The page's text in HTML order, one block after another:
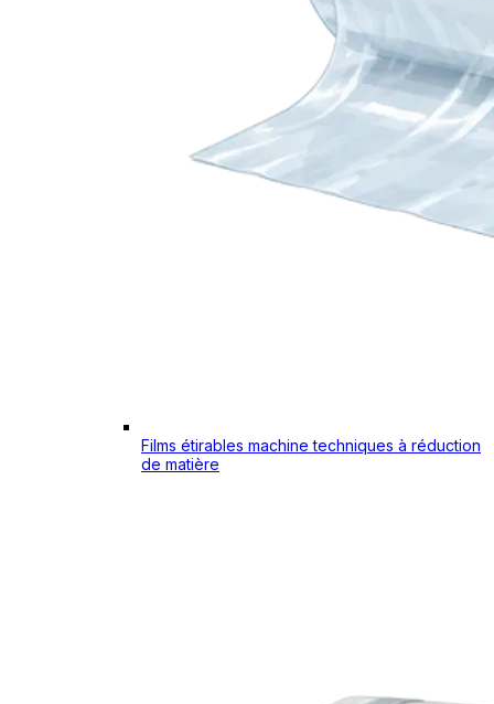
Films étirables machine techniques à réduction
de matière